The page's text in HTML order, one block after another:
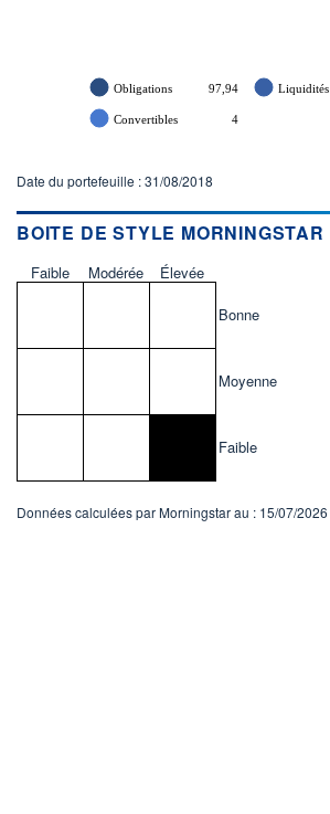
Obligations 97,94 Liquidités
Convertibles 4
Date du portefeuille : 31/08/2018
BOITE DE STYLE MORNINGSTAR
Faible Modérée
Élevée
Bonne
Moyenne
Faible
Données calculées par Morningstar au : 15/07/2026